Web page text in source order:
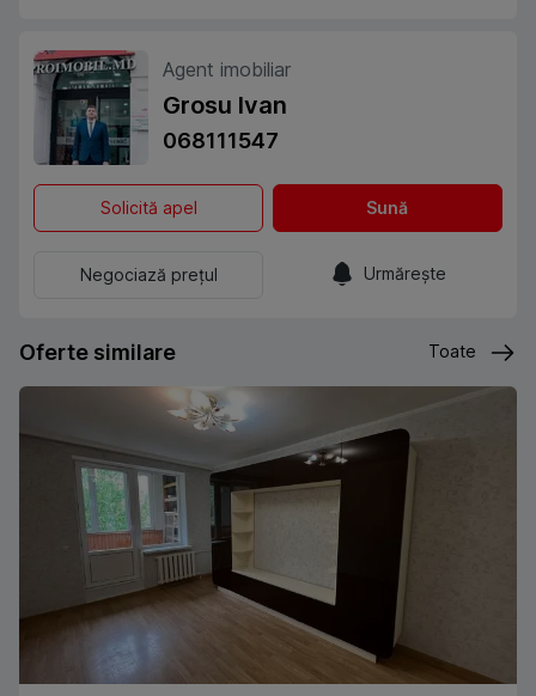
Agent imobiliar
Grosu Ivan
068111547
Solicită apel Sună
Negociază prețul Urmărește
Oferte similare Toate